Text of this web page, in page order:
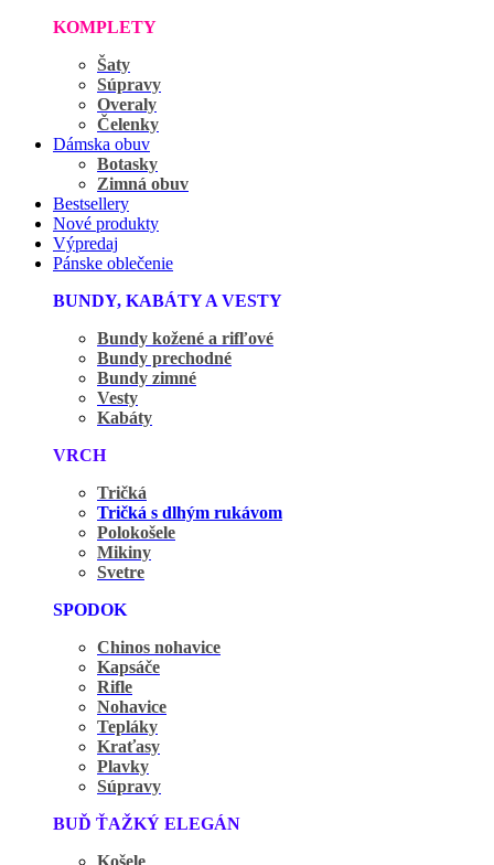
KOMPLETY
Šaty
Súpravy
Overaly
Čelenky
Dámska obuv
Botasky
Zimná obuv
Bestsellery
Nové produkty
Výpredaj
Pánske oblečenie
BUNDY, KABÁTY A VESTY
Bundy kožené a rifľové
Bundy prechodné
Bundy zimné
Vesty
Kabáty
VRCH
Tričká
Tričká s dlhým rukávom
Polokošele
Mikiny
Svetre
SPODOK
Chinos nohavice
Kapsáče
Rifle
Nohavice
Tepláky
Kraťasy
Plavky
Súpravy
BUĎ ŤAŽKÝ ELEGÁN
Košele